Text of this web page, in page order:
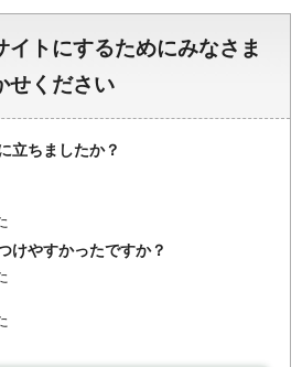
イトにするためにみなさま
せください
立ちましたか？
けやすかったですか？